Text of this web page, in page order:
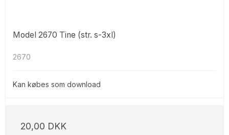
Model 2670 Tine (str. s-3xl)
2670
Kan købes som download
20,00 DKK